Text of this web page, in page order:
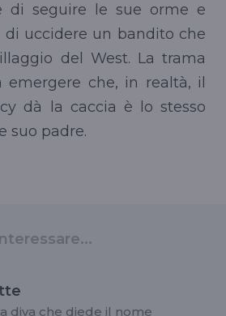
di seguire le sue orme e
di uccidere un bandito che
del West. La trama
emergere che, in realtà, il
dà la caccia è lo stesso
suo padre.
diva che diede il nome